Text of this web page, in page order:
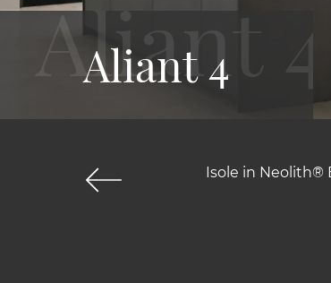
Isole in Neolith®
Aliant 4